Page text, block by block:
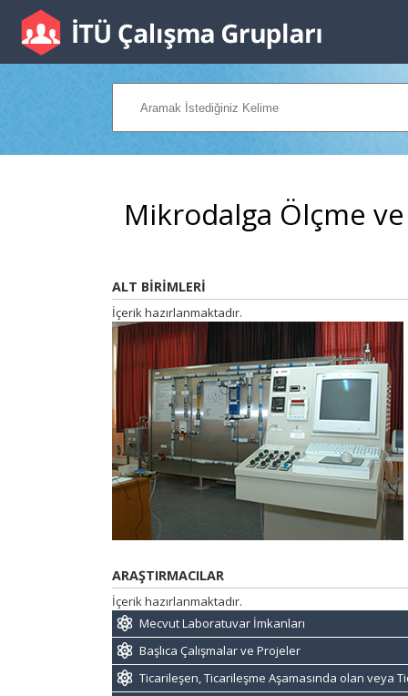
Mikrodalga Ölçme
ALT BİRİMLERİ
İçerik hazırlanmaktadır.
ARAŞTIRMACILAR
İçerik hazırlanmaktadır.
Mecvut Laboratuvar İmkanları
Başlıca Çalışmalar ve Projeler
Ticarileşen, Ticarileşme Aşamasında olan veya